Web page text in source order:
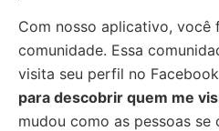
Com nosso aplicativo, você
comunidade. Essa
visita seu perfil no
para descobrir quem me
mudou como as pessoas se